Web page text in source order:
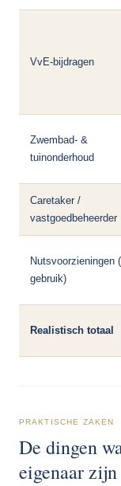
VvE-bijdragen
Zwembad- &
tuinonderhoud
Caretaker /
vastgoedbeheerder
Nutsvoorzieningen
gebruik)
Realistisch totaal
PRAKTISCHE ZAKEN
De dingen
eigenaar zijn